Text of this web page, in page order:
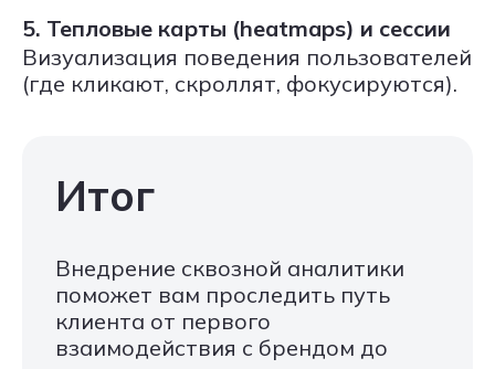
5. Тепловые карты (heatmaps) и сессии
Визуализация поведения пользователей
(где кликают, скроллят, фокусируются).
Итог
Внедрение сквозной аналитики
поможет вам проследить путь
клиента от первого
взаимодействия с брендом до